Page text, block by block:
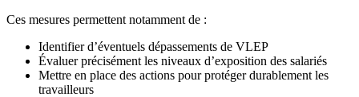
Ces mesures permettent notamment de :
Identifier d’éventuels dépassements de VLEP
Évaluer précisément les niveaux d’exposition des salariés
Mettre en place des actions pour protéger durablement les
travailleurs